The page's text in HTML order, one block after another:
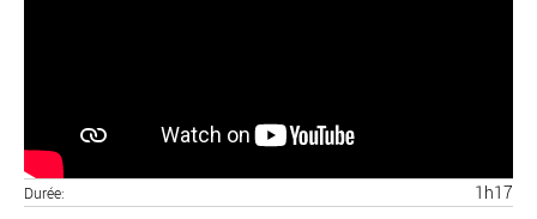
Durée 1h17